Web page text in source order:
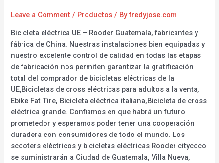
Leave a Comment / Productos / Byfredyjose.com
Bicicleta eléctrica UE – Rooder Guatemala, fabricantes y
fábrica de China. Nuestras instalaciones bien equipadas y
nuestro excelente control de calidad en todas las etapas
de fabricación nos permiten garantizar la gratificación
total del comprador de bicicletas eléctricas de la
UE,Bicicletas de cross eléctricas para adultos a la venta,
Ebike Fat Tire, Bicicleta eléctrica italiana,Bicicleta de cross
eléctrica grande. Confiamos en que habrá un futuro
prometedor y esperamos poder tener una cooperación
duradera con consumidores de todo el mundo. Los
scooters eléctricos y bicicletas eléctricas Rooder citycoco
se suministrarán a Ciudad de Guatemala, Villa Nueva,